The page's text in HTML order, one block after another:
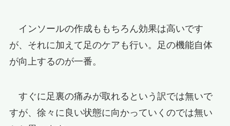
インソールの作成ももちろん効果は高いです
が、それに加えて足のケアも行い。足の機能自体
が向上するのが一番。
すぐに足裏の痛みが取れるという訳では無いで
すが、徐々に良い状態に向かっていくのでは無い